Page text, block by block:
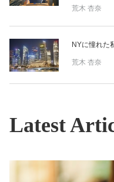
荒木 杏奈
NYに憧れた
荒木 杏奈
Latest